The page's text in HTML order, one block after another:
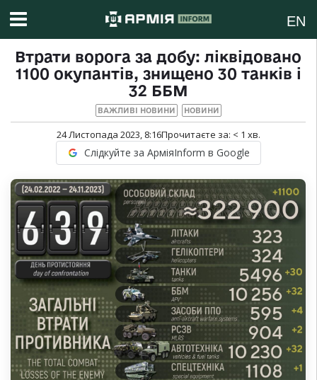
EN
Втрати ворога за добу: ліквідовано
1100 окупантів, знищено 30 танків і
32 ББМ
ВАЖЛИВІ НОВИНИ НОВИНИ
24 Листопада 2023, 8:16Прочитаєте за: < 1 хв.
Слідкуйте за АрміяInform в Google